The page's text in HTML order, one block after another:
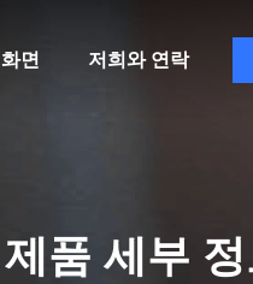
화면 저희와 연락
제품 세부